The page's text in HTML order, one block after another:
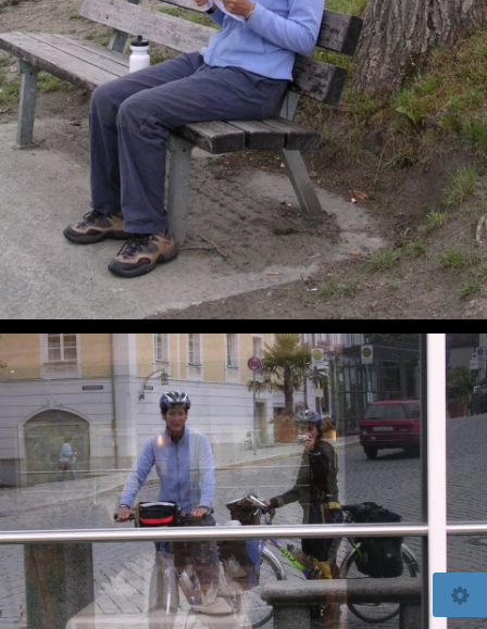
© 2026www.winigloo.ch/x3_gallery